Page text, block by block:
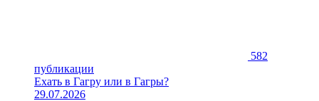
582
публикации
Ехать в Гагру или в Гагры?
29.07.2026